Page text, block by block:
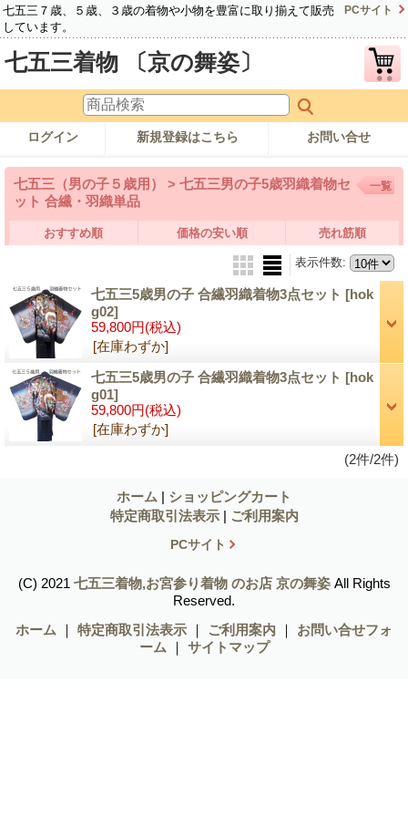
七五三７歳、５歳、３歳の着物や小物を豊富に取り揃えて販売
しています。
PCサイト
七五三着物 〔京の舞姿〕
ログイン 新規登録はこちら お問い合せ
七五三（男の子５歳用） > 七五三男の子5歳羽織着物セ
ット 合繊・羽織単品
一覧
おすすめ順 価格の安い順 売れ筋順
表示件数:
七五三5歳男の子 合繊羽織着物3点セット [hok
g02]
59,800円(税込)
[在庫わずか]
七五三5歳男の子 合繊羽織着物3点セット [hok
g01]
59,800円(税込)
[在庫わずか]
(2件/2件)
ホーム | ショッピングカート
特定商取引法表示 | ご利用案内
PCサイト
(C) 2021 七五三着物,お宮参り着物 のお店 京の舞姿All Rights
Reserved.
ホーム ｜ 特定商取引法表示 ｜ ご利用案内 ｜ お問い合せフォ
ーム ｜ サイトマップ